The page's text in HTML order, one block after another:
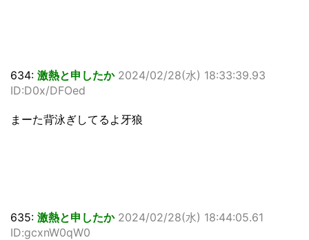
634: 激熱と申したか 2024/02/28(水) 18:33:39.93
ID:D0x/DFOed
まーた背泳ぎしてるよ牙狼
635: 激熱と申したか 2024/02/28(水) 18:44:05.61
ID:gcxnW0qW0